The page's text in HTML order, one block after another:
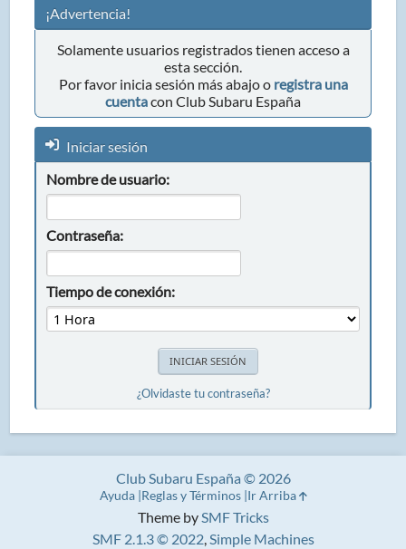
¡Advertencia!
Solamente usuarios registrados tienen acceso a
esta sección.
Por favor inicia sesión más abajo o registra una
cuentacon Club Subaru España
Iniciar sesión
Nombre de usuario:
Contraseña:
Tiempo de conexión:
¿Olvidaste tu contraseña?
Theme bySMF Tricks
SMF 2.1.3 © 2022,Simple Machines
Club Subaru España © 2026
Ayuda Reglas y Términos Ir Arriba